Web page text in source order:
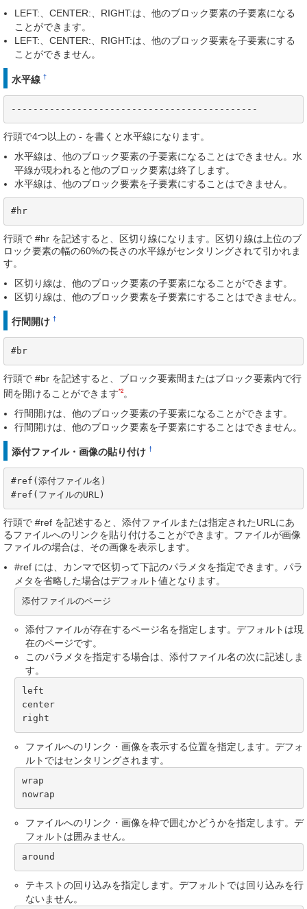
LEFT:、CENTER:、RIGHT:は、他のブロック要素の子要素になる
ことができます。
LEFT:、CENTER:、RIGHT:は、他のブロック要素を子要素にする
ことができません。
水平線 †
---------------------------------------------
行頭で4つ以上の - を書くと水平線になります。
水平線は、他のブロック要素の子要素になることはできません。水
平線が現われると他のブロック要素は終了します。
水平線は、他のブロック要素を子要素にすることはできません。
#hr
行頭で #hr を記述すると、区切り線になります。区切り線は上位のブ
ロック要素の幅の60%の長さの水平線がセンタリングされて引かれま
す。
区切り線は、他のブロック要素の子要素になることができます。
区切り線は、他のブロック要素を子要素にすることはできません。
行間開け †
#br
行頭で #br を記述すると、ブロック要素間またはブロック要素内で行
間を開けることができます*2。
行間開けは、他のブロック要素の子要素になることができます。
行間開けは、他のブロック要素を子要素にすることはできません。
添付ファイル・画像の貼り付け †
#ref(添付ファイル名)
#ref(ファイルのURL)
行頭で #ref を記述すると、添付ファイルまたは指定されたURLにあ
るファイルへのリンクを貼り付けることができます。ファイルが画像
ファイルの場合は、その画像を表示します。
#ref には、カンマで区切って下記のパラメタを指定できます。パラ
メタを省略した場合はデフォルト値となります。
添付ファイルのページ
添付ファイルが存在するページ名を指定します。デフォルトは現
在のページです。
このパラメタを指定する場合は、添付ファイル名の次に記述しま
す。
left
center
right
ファイルへのリンク・画像を表示する位置を指定します。デフォ
ルトではセンタリングされます。
wrap
nowrap
ファイルへのリンク・画像を枠で囲むかどうかを指定します。デ
フォルトは囲みません。
around
テキストの回り込みを指定します。デフォルトでは回り込みを行
ないません。